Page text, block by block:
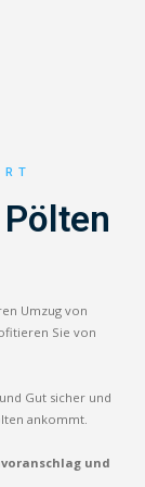
Umzug von
Sie von
Gut sicher und
ankommt.
und